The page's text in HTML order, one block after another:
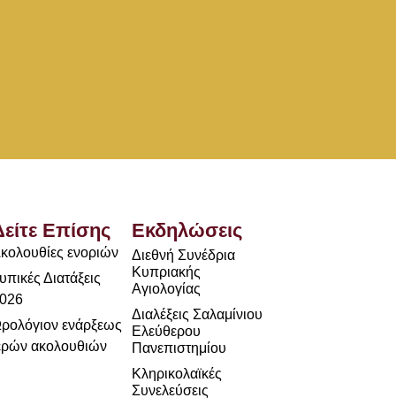
Επίσης
ενοριών
Διατάξεις
ενάρξεως
ακολουθιών
Εκδηλώσεις
Διεθνή Συνέδρια
Κυπριακής
Αγιολογίας
Διαλέξεις Σαλαμίνιου
Ελεύθερου
Πανεπιστημίου
Κληρικολαϊκές
Συνελεύσεις